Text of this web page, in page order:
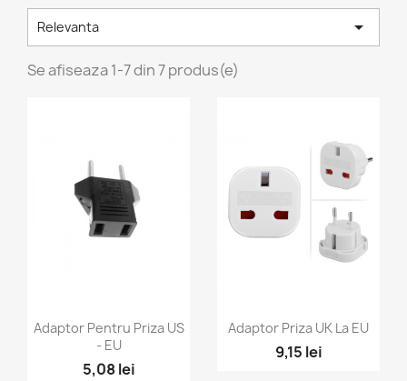
Relevanta 
Se afiseaza 1-7 din 7 produs(e)
Vizualizare rapida
Adaptor Pentru Priza US
- EU
5,08 lei
Vizualizare rapida
Adaptor Priza UK La EU
9,15 lei